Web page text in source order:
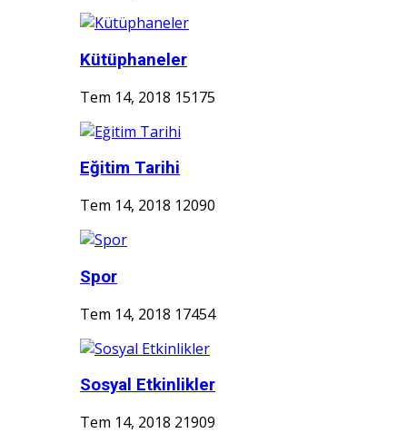
Kütüphaneler
Tem 14, 2018 15175
Eğitim Tarihi
Tem 14, 2018 12090
Spor
Tem 14, 2018 17454
Sosyal Etkinlikler
Tem 14, 2018 21909